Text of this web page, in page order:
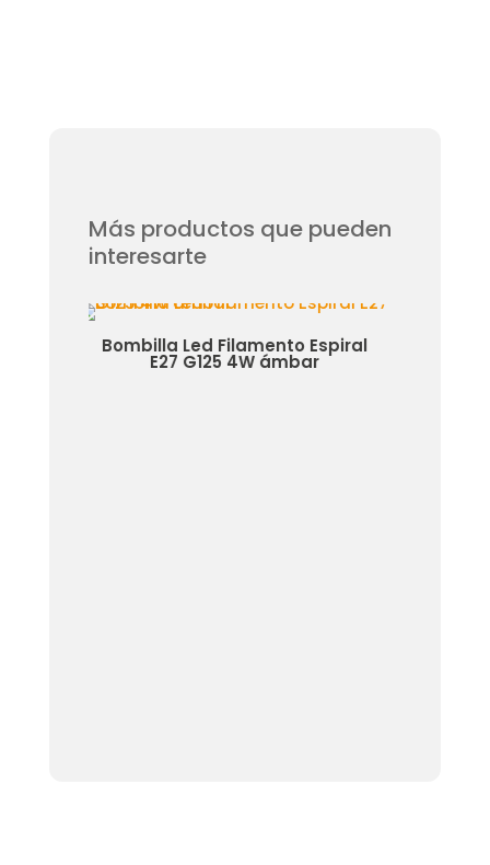
Más productos que pueden
interesarte
Led Filamento Espiral Bombilla Led E27 T100